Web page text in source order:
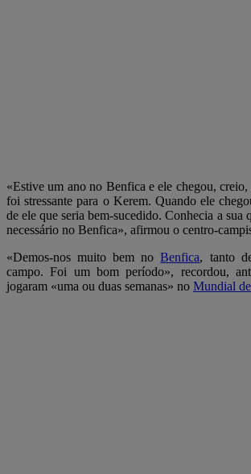
«Estive um ano no Benfica e ele chegou,
foi stressante para o Kerem. Quando ele
de ele que seria bem-sucedido. Conhecia a sua
necessário no Benfica», afirmou o centro-
«Demos-nos muito bem noBenfica, tanto
campo. Foi um bom período», recordou,
jogaram «uma ou duas semanas» no Mundial